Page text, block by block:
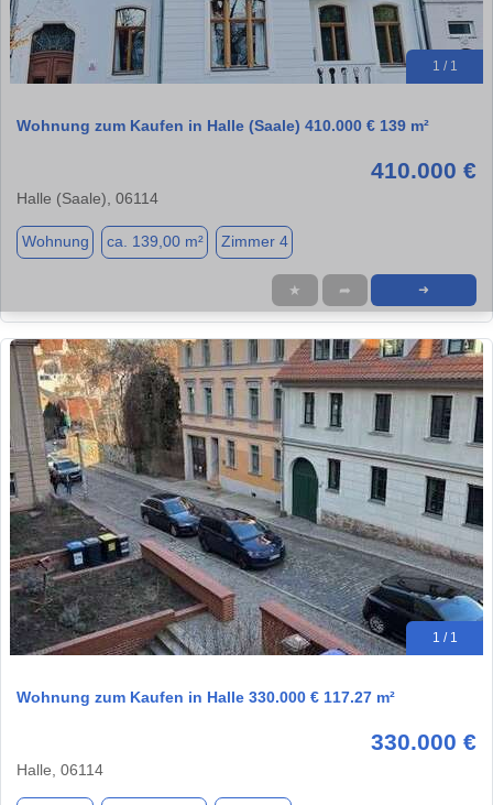
1 / 1
Wohnung zum Kaufen in Halle (Saale) 410.000 € 139 m²
410.000 €
Halle (Saale), 06114
Wohnung ca. 139,00 m² Zimmer 4
★ ➦ ➜
1 / 1
Wohnung zum Kaufen in Halle 330.000 € 117.27 m²
330.000 €
Halle, 06114